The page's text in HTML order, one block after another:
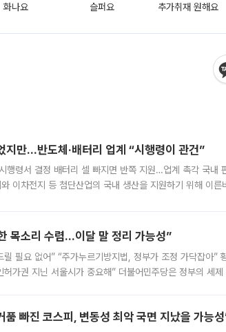
화나요 슬퍼요 추가취재 원해요
지만…반도체·배터리 업계 “시행령이 관건”
행령서 결정 배터리 셀 빠지면 반쪽 지원…업계 촉각 국내
이차전지 등 첨단산업의 국내 생산을 지원하기 위해 이른
목소리 수렴…이달 말 정리 가능성”
필요 없어” “주가누르기방지법, 정부가 조정 가닥잡아”
허가권 지닌 서울시가 중요해” 더불어민주당은 정부의 세
품 빠진 코스피, 변동성 최악 국면 지났을 가능